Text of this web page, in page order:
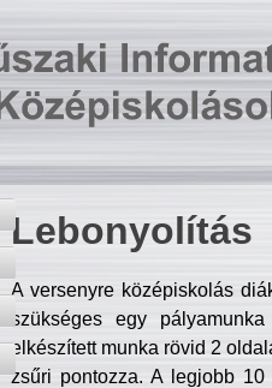
Lebonyolítás
A versenyre középiskolás
szükséges egy
elkészített munka rövid 2
zsűri pontozza. A legjobb